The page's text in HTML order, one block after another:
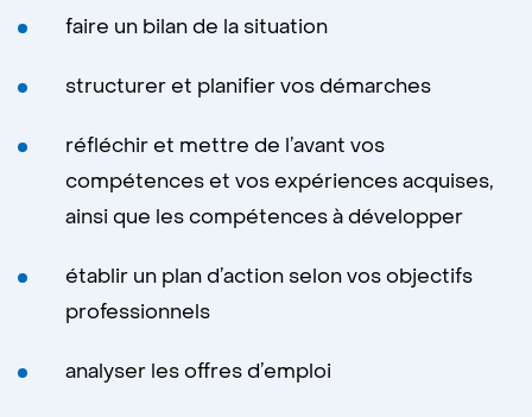
faire un bilan de la situation
structurer et planifier vos démarches
réfléchir et mettre de l’avant vos
compétences et vos expériences acquises,
ainsi que les compétences à développer
établir un plan d’action selon vos objectifs
professionnels
analyser les offres d’emploi